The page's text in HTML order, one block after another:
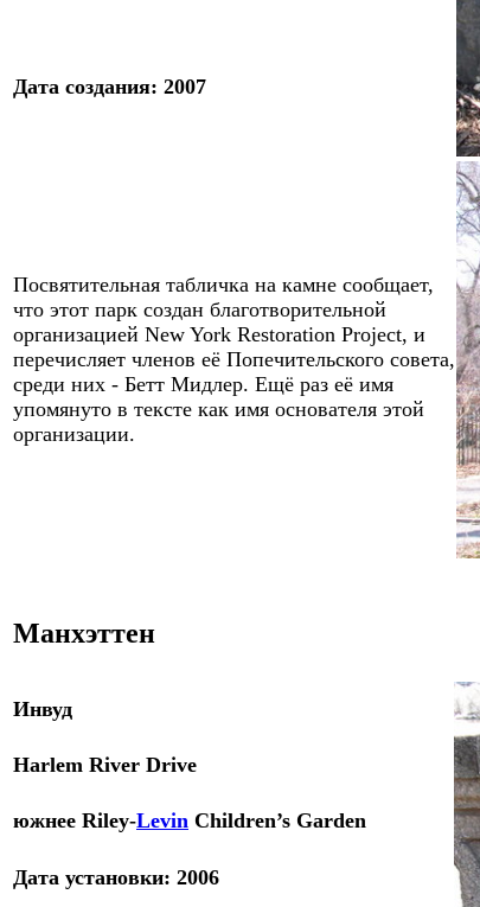
Дата создания: 2007
Посвятительная табличка на камне сообщает,
что этот парк создан благотворительной
организацией New York Restoration Project, и
перечисляет членов её Попечительского совета,
среди них - Бетт Мидлер. Ещё раз её имя
упомянуто в тексте как имя основателя этой
организации.
Манхэттен
Инвуд
Harlem River Drive
южнее Riley-Levin Children’s Garden
Дата установки: 2006